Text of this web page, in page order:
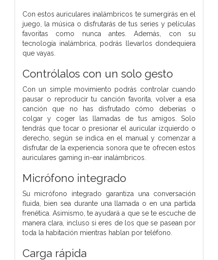
Con estos auriculares inalámbricos te sumergirás en el
juego, la música o disfrutarás de tus series y películas
favoritas como nunca antes. Además, con su
tecnología inalámbrica, podrás llevarlos dondequiera
que vayas.
Contrólalos con un solo gesto
Con un simple movimiento podrás controlar cuando
pausar o reproducir tu canción favorita, volver a esa
canción que no has disfrutado cómo deberías o
colgar y coger las llamadas de tus amigos. Solo
tendrás que tocar o presionar el auricular izquierdo o
derecho, según se indica en el manual y comenzar a
disfrutar de la experiencia sonora que te ofrecen estos
auriculares gaming in-ear inalámbricos.
Micrófono integrado
Su micrófono integrado garantiza una conversación
fluida, bien sea durante una llamada o en una partida
frenética. Asimismo, te ayudará a que se te escuche de
manera clara, incluso si eres de los que se pasean por
toda la habitación mientras hablan por teléfono.
Carga rápida